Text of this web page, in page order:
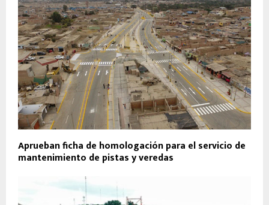
Aprueban ficha de homologación para el servicio de
mantenimiento de pistas y veredas